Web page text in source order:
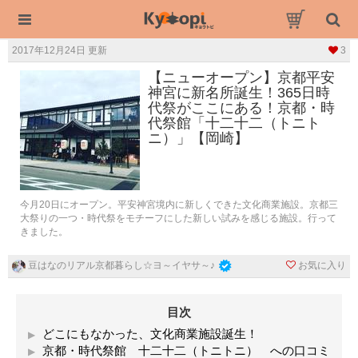
2017年12月24日 更新 3
【ニューオープン】京都平安
神宮に新名所誕生！365日時
代祭がここにある！京都・時
代祭館「十二十二（トニト
ニ）」【岡崎】
今月20日にオープン。平安神宮境内に新しくできた文化商業施設。京都三
大祭りの一つ・時代祭をモチーフにした新しい試みを感じる施設。行って
きました。
豆はなのリアル京都暮らし☆ヨ～イヤサ～♪ お気に入り
目次
どこにもなかった、文化商業施設誕生！
京都・時代祭館 十二十二（トニトニ） への口コミ